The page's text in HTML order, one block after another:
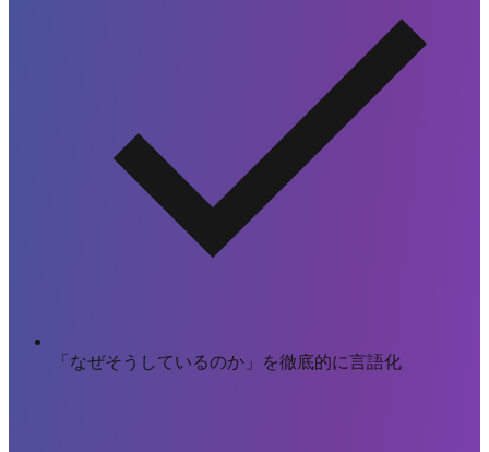
「なぜそうしているのか」を徹底的に言語化